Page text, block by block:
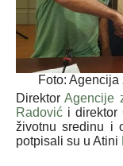
Foto:
DirektorAgencije
Radović i direktor
životnu sredinu i
potpisali su u Atini